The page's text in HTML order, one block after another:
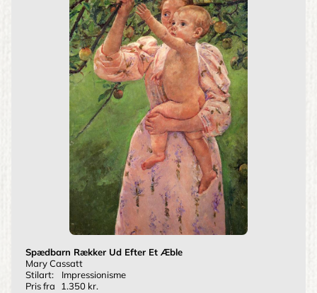
Spædbarn Rækker Ud Efter Et Æble
Mary Cassatt
Stilart:
Impressionisme
Pris fra
1.350 kr.